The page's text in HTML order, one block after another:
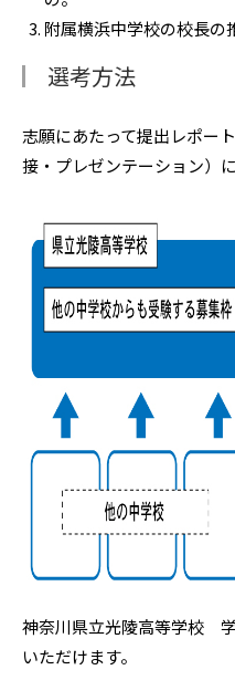
附属横浜中学校の校長の
選考方法
志願にあたって提出レポー
接・プレゼンテーション）
神奈川県立光陵高等学校
いただけます。